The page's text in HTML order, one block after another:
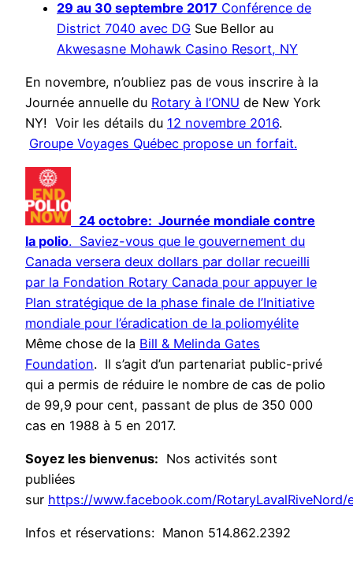
29 au 30 septembre 2017 Conférence de
District 7040 avec DG Sue Bellor au
Akwesasne Mohawk Casino Resort, NY
En novembre, n’oubliez pas de vous inscrire à la
Journée annuelle du Rotary à l’ONU de New York
NY! Voir les détails du 12 novembre 2016.
Groupe Voyages Québec propose un forfait.
24 octobre: Journée mondiale contre
la polio. Saviez-vous que le gouvernement du
Canada versera deux dollars par dollar recueilli
par la Fondation Rotary Canada pour appuyer le
Plan stratégique de la phase finale de l’Initiative
mondiale pour l’éradication de la poliomyélite
Même chose de la Bill & Melinda Gates
Foundation. Il s’agit d’un partenariat public-privé
qui a permis de réduire le nombre de cas de polio
de 99,9 pour cent, passant de plus de 350 000
cas en 1988 à 5 en 2017.
Soyez les bienvenus: Nos activités sont
publiées
sur https://www.facebook.com/RotaryLavalRiveNord/
Infos et réservations: Manon 514.862.2392